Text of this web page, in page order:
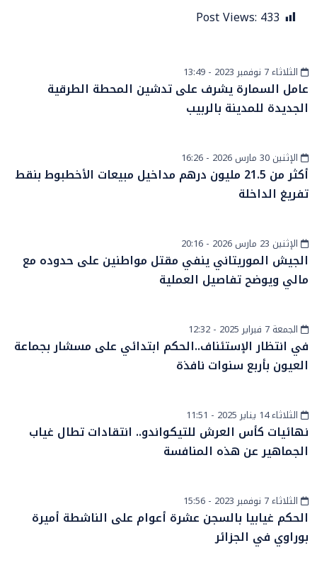
Post Views: 433
أخبار الصحراءالثلاثاء 7 نوفمبر 2023 - 13:49
عامل السمارة يشرف على تدشين المحطة الطرقية
الجديدة للمدينة بالربيب
أخبار الصحراءالإثنين 30 مارس 2026 - 16:26
أكثر من 21.5 مليون درهم مداخيل مبيعات الأخطبوط بنقط
تفريغ الداخلة
الساحل والصحراءالإثنين 23 مارس 2026 - 20:16
الجيش الموريتاني ينفي مقتل مواطنين على حدوده مع
مالي ويوضح تفاصيل العملية
أخبار الصحراءالجمعة 7 فبراير 2025 - 12:32
في انتظار الإستئناف..الحكم ابتدائي على مسشار بجماعة
العيون بأربع سنوات نافذة
أخبار وطنيةالثلاثاء 14 يناير 2025 - 11:51
نهائيات كأس العرش للتيكواندو.. انتقادات تطال غياب
الجماهير عن هذه المنافسة
أخبار الصحراءالثلاثاء 7 نوفمبر 2023 - 15:56
الحكم غيابيا بالسجن عشرة أعوام على الناشطة أميرة
بوراوي في الجزائر